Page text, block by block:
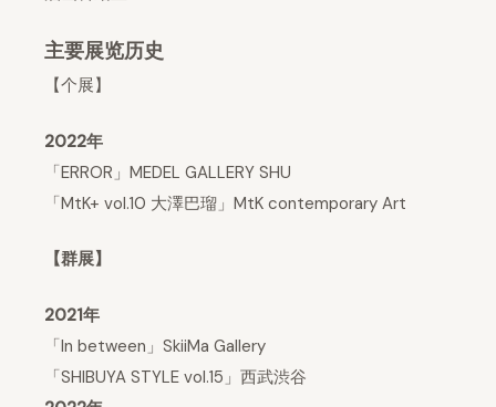
主要展览历史
【个展】
2022年
「ERROR」MEDEL GALLERY SHU
「MtK+ vol.10 大澤巴瑠」MtK contemporary Art
【群展】
2021年
「In between」SkiiMa Gallery
「SHIBUYA STYLE vol.15」西武渋谷